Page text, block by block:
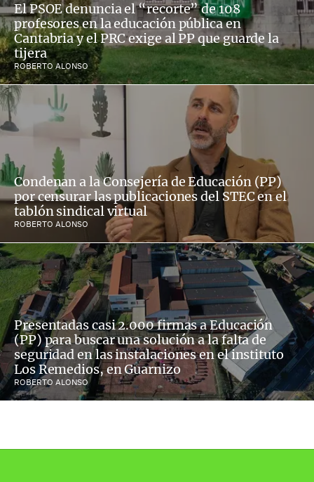
El PSOE denuncia el “recorte” de 108
profesores en la educación pública en
Cantabria y el PRC exige al PP que guarde la
tijera
ROBERTO ALONSO
Condenan a la Consejería de Educación (PP)
por censurar las publicaciones del STEC en el
tablón sindical virtual
ROBERTO ALONSO
Presentadas casi 2.000 firmas a Educación
(PP) para buscar una solución a la falta de
seguridad en las instalaciones en el instituto
Los Remedios, en Guarnizo
ROBERTO ALONSO